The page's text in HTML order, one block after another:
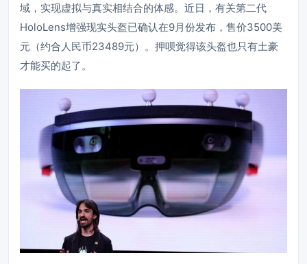
域，实现虚拟与真实相结合的体感。近日，有关第二代
HoloLens增强现实头盔已确认在9月份发布，售价3500美
元（约合人民币23489元）。押呗觉得该头盔也只有土豪
才能买的起了。